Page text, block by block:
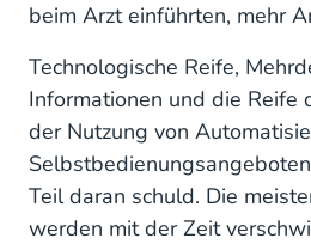
beim Arzt einführten, mehr
Technologische Reife,
Informationen und die Reife
der Nutzung von
Teil daran schuld. Die
werden mit der Zeit